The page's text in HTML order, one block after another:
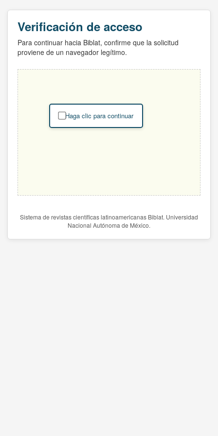
Verificación de acceso
Para continuar hacia Biblat, confirme que la solicitud
proviene de un navegador legítimo.
Haga clic para continuar
Sistema de revistas científicas latinoamericanas Biblat. Universidad
Nacional Autónoma de México.